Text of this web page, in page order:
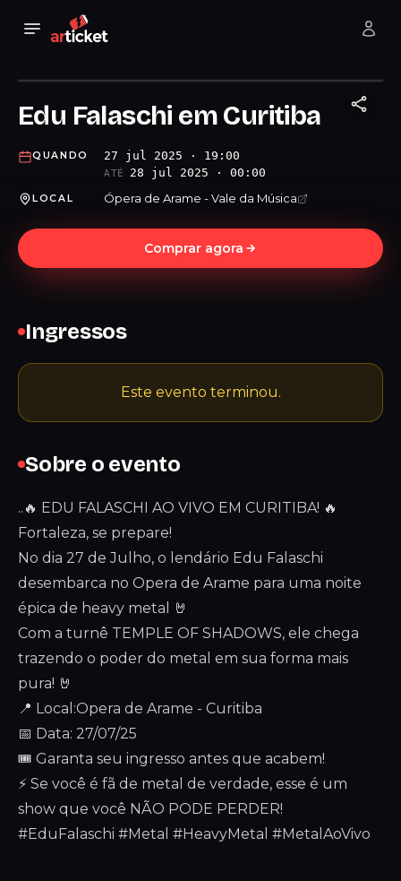
Edu Falaschi em Curitiba
QUANDO 27 jul 2025 · 19:00
ATÉ 28 jul 2025 · 00:00
LOCAL Ópera de Arame - Vale da Música
Comprar agora
Sobre o evento
..🔥 EDU FALASCHI AO VIVO EM CURITIBA! 🔥
Fortaleza, se prepare!
No dia 27 de Julho, o lendário Edu Falaschi
desembarca no Opera de Arame para uma noite
épica de heavy metal 🤘
Com a turnê TEMPLE OF SHADOWS, ele chega
trazendo o poder do metal em sua forma mais
pura! 🤘
📍 Local:Opera de Arame - Curitiba
📅 Data: 27/07/25
🎟 Garanta seu ingresso antes que acabem!
⚡ Se você é fã de metal de verdade, esse é um
show que você NÃO PODE PERDER!
#EduFalaschi #Metal #HeavyMetal #MetalAoVivo
Ingressos
Este evento terminou.